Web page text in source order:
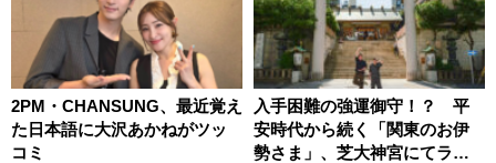
2PM・CHANSUNG、最近覚え
た日本語に大沢あかねがツッ
コミ
入手困難の強運御守！？ 平
安時代から続く「関東のお伊
勢さま」、芝大神宮にてラン